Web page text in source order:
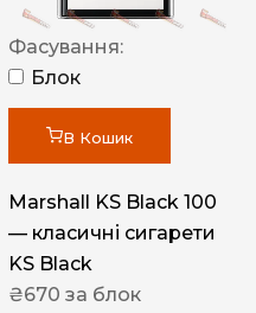
Фасування:
Блок
В Кошик
Marshall KS Black 100
— класичні сигарети
KS Black
₴670 за блок